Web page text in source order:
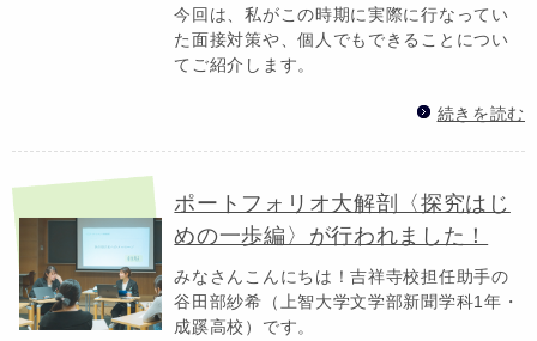
今回は、私がこの時期に実際に行なってい
た面接対策や、個人でもできることについ
てご紹介します。
続きを読む
ポートフォリオ大解剖〈探究はじ
めの一歩編〉が行われました！
みなさんこんにちは！吉祥寺校担任助手の
谷田部紗希（上智大学文学部新聞学科1年・
成蹊高校）です。